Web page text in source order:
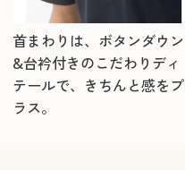
首まわりは、ボタンダウン
&台衿付きのこだわりディ
テールで、きちんと感をプ
ラス。